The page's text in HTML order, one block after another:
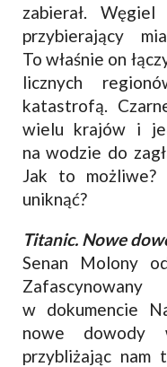
zabierał.
przybierający
To właśnie on
licznych
katastrofą.
wielu krajów i
na wodzie do
Jak to możliwe?
uniknąć?
Titanic. Nowe
Senan Molony
w dokumencie
nowe dowody
przybliżając nam